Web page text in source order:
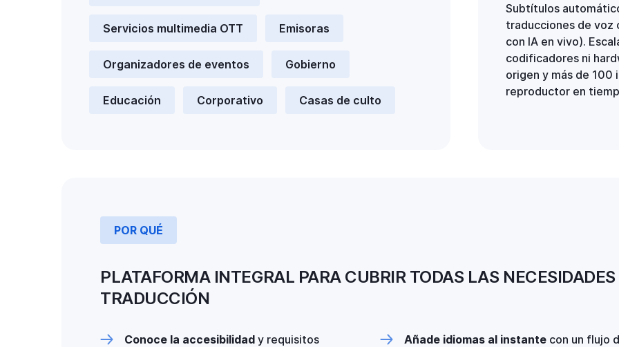
Servicios multimedia OTT Emisoras
Organizadores de eventos Gobierno
Educación Corporativo Casas de culto
Subtítulos
traducciones de voz
con IA en vivo).
codificadores ni
origen y más de 100
reproductor en
POR QUÉ
PLATAFORMA INTEGRAL PARA CUBRIR TODAS LAS
TRADUCCIÓN
Conoce la accesibilidady requisitos
Añade idiomas al instante con un flujo